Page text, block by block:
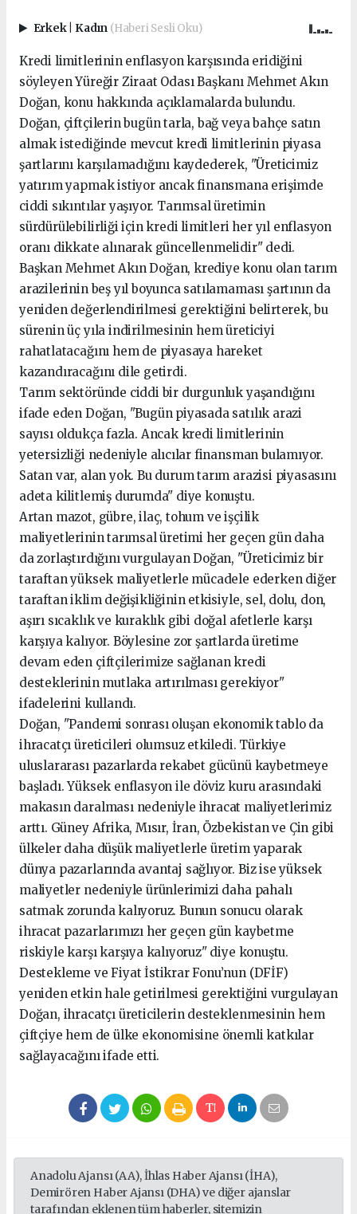
Erkek Kadın (Haberi Sesli Oku)
Kredi limitlerinin enflasyon karşısında eridiğini
söyleyen Yüreğir Ziraat Odası Başkanı Mehmet Akın
Doğan, konu hakkında açıklamalarda bulundu.
Doğan, çiftçilerin bugün tarla, bağ veya bahçe satın
almak istediğinde mevcut kredi limitlerinin piyasa
şartlarını karşılamadığını kaydederek, "Üreticimiz
yatırım yapmak istiyor ancak finansmana erişimde
ciddi sıkıntılar yaşıyor. Tarımsal üretimin
sürdürülebilirliği için kredi limitleri her yıl enflasyon
oranı dikkate alınarak güncellenmelidir" dedi.
Başkan Mehmet Akın Doğan, krediye konu olan tarım
arazilerinin beş yıl boyunca satılamaması şartının da
yeniden değerlendirilmesi gerektiğini belirterek, bu
sürenin üç yıla indirilmesinin hem üreticiyi
rahatlatacağını hem de piyasaya hareket
kazandıracağını dile getirdi.
Tarım sektöründe ciddi bir durgunluk yaşandığını
ifade eden Doğan, "Bugün piyasada satılık arazi
sayısı oldukça fazla. Ancak kredi limitlerinin
yetersizliği nedeniyle alıcılar finansman bulamıyor.
Satan var, alan yok. Bu durum tarım arazisi piyasasını
adeta kilitlemiş durumda" diye konuştu.
Artan mazot, gübre, ilaç, tohum ve işçilik
maliyetlerinin tarımsal üretimi her geçen gün daha
da zorlaştırdığını vurgulayan Doğan, "Üreticimiz bir
taraftan yüksek maliyetlerle mücadele ederken diğer
taraftan iklim değişikliğinin etkisiyle, sel, dolu, don,
aşırı sıcaklık ve kuraklık gibi doğal afetlerle karşı
karşıya kalıyor. Böylesine zor şartlarda üretime
devam eden çiftçilerimize sağlanan kredi
desteklerinin mutlaka artırılması gerekiyor"
ifadelerini kullandı.
Doğan, "Pandemi sonrası oluşan ekonomik tablo da
ihracatçı üreticileri olumsuz etkiledi. Türkiye
uluslararası pazarlarda rekabet gücünü kaybetmeye
başladı. Yüksek enflasyon ile döviz kuru arasındaki
makasın daralması nedeniyle ihracat maliyetlerimiz
arttı. Güney Afrika, Mısır, İran, Özbekistan ve Çin gibi
ülkeler daha düşük maliyetlerle üretim yaparak
dünya pazarlarında avantaj sağlıyor. Biz ise yüksek
maliyetler nedeniyle ürünlerimizi daha pahalı
satmak zorunda kalıyoruz. Bunun sonucu olarak
ihracat pazarlarımızı her geçen gün kaybetme
riskiyle karşı karşıya kalıyoruz" diye konuştu.
Destekleme ve Fiyat İstikrar Fonu’nun (DFİF)
yeniden etkin hale getirilmesi gerektiğini vurgulayan
Doğan, ihracatçı üreticilerin desteklenmesinin hem
çiftçiye hem de ülke ekonomisine önemli katkılar
sağlayacağını ifade etti.
Anadolu Ajansı (AA), İhlas Haber Ajansı (İHA),
Demirören Haber Ajansı (DHA) ve diğer ajanslar
tarafından eklenen tüm haberler, sitemizin